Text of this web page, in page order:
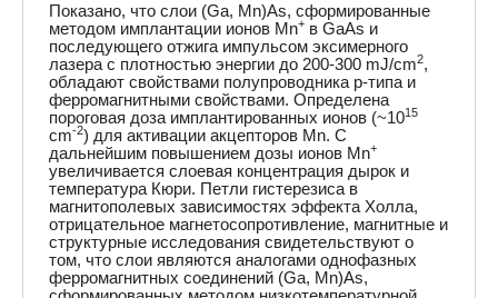
Показано, что слои (Ga, Mn)As, сформированные
методом имплантации ионов Mn+ в GaAs и
последующего отжига импульсом эксимерного
лазера с плотностью энергии до 200-300 mJ/cm2,
обладают свойствами полупроводника p-типа и
ферромагнитными свойствами. Определена
пороговая доза имплантированных ионов (~1015
cm-2) для активации акцепторов Mn. С
дальнейшим повышением дозы ионов Mn+
увеличивается слоевая концентрация дырок и
температура Кюри. Петли гистерезиса в
магнитополевых зависимостях эффекта Холла,
отрицательное магнетосопротивление, магнитные и
структурные исследования свидетельствуют о
том, что слои являются аналогами однофазных
ферромагнитных соединений (Ga, Mn)As,